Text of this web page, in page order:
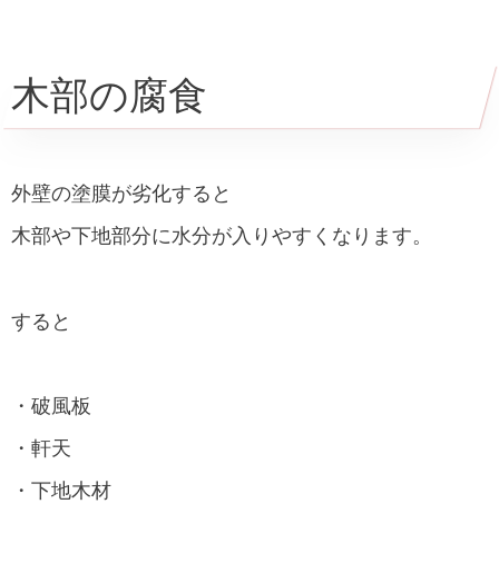
木部の腐食
外壁の塗膜が劣化すると
木部や下地部分に水分が入りやすくなります。
すると
・破風板
・軒天
・下地木材